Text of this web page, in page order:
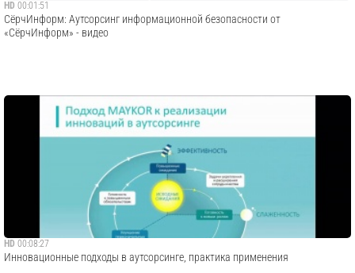
HD 00:01:51
СёрчИнформ: Аутсорсинг информационной безопасности от
«СёрчИнформ» - видео
HD 00:08:27
Инновационные подходы в аутсорсинге, практика применения